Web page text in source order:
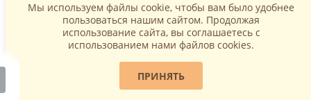
Мы используем файлы cookie, чтобы вам было удобнее
пользоваться нашим сайтом. Продолжая
использование сайта, вы соглашаетесь c
использованием нами файлов cookies.
ПРИНЯТЬ